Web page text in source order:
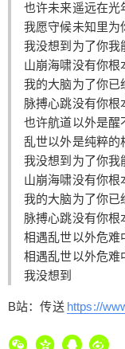
也许未来遥远在光
我愿守候未知里为
我没想到为了你我
山崩海啸没有你根
我的大脑为了你已
脉搏心跳没有你根
也许航道以外是醒
乱世以外是纯粹的
我没想到为了你我
山崩海啸没有你根
我的大脑为了你已
脉搏心跳没有你根
相遇乱世以外危难
相遇乱世以外危难
我没想到
B站：传送 https://
您没有权限
限。
忘记密码？找回